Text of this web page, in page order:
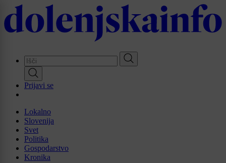
Skip
to
main
Prijavi se
Lokalno
Slovenija
Svet
Politika
Gospodarstvo
Kronika